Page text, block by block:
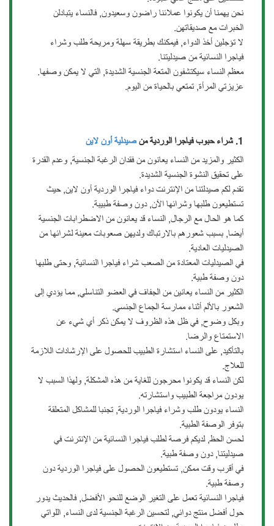
نحن يهمنا أن يكونوا عملائنا راضون وسعيدون, فالنساء يتبادلن
الخبرات مع صديقاتهن.
لا تؤجلين أخذ الدواء, فيمكنك بطريقة سهلة ومريحة طلب وشراء
فياجرا النسائية من صيدليتنا.
معظم النساء سيكتشفون المتعة الجنسية الشديدة, التي لا يمكن وصفها.
عزيزتي المرأة, تمتعي بالحياة من اليوم.
1. شراء حبوب فياجرا الوردية من صيدلية أون لاين
الكثير والمزيد من النساء يعانون من فقدان الرغبة الجنسية, وعدم القدرة
على تحقيق النشوة الجنسية الشديدة.
تقدم لكم صيدلتنا من الإنترنت دواء فياجرا الوردية أون لاين, حيث
تستطيعون طلبها وشرائها الآن, دون وصفة طبيبة.
كما هو الحال مع الرجال, النساء قد يعانون من الاضطرابات الجنسية
أيضا, بسبب شعورهم بالارتباك ولديهن صعوبات معينة لشرائها من
الصيدليات العادية.
في الصيدليات المعتادة من الصعب شراء فياجرا النسائية, وحتى طلبها
دون وصفة طبية.
الكثير من النساء يعانين من الجفاف في العضو التناسلي, مما يؤدي إلى
الشعور بالألم أثناء ممارسة الجماع الجنسي.
وبكل وضوح, في ظل هذه الظروف لا يمكن ذكر أي شيء عن
الاستمتاع والرضا.
بالتأكيد, على النساء استشارة الطبيب للحصول على الإرشادات اللازمة
للعلاج.
لكن النساء قد يكونوا محرجون للغاية من هذه المشكلة, ولهذا السبب لا
يودون مراجعة الطبيب واستشارته.
النساء يودون طلب وشراء فياجرا الوردية, تجنبا للمشاكل المتعلقة
بتوفر الوصفة الطبية.
لحسن الحظ, لديكم فرصة لطلب فياجرا النسائية من الإنترنت في
صيدليتنا, دون وصفة طبية.
في أقرب وقت ممكن, تستطيعون الحصول على فياجرا الوردية دون
وصفة طبية.
فياجرا النسائية تعمل على التغير الوضع للنحو الأفضل, فالحديث يدور
حول أفضل منتج دوائي, لتحسين الرغبة الجنسية لدى النساء, اللواتي